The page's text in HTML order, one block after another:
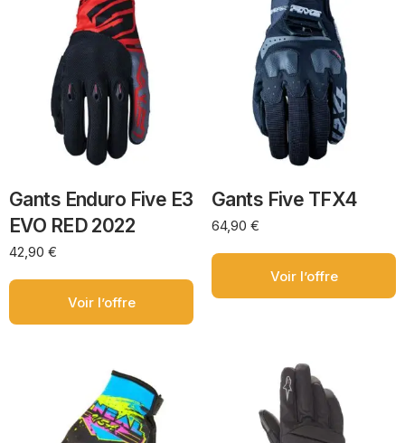
Gants Enduro Five E3
EVO RED 2022
42,90 €
Voir l’offre
Gants Five TFX4
64,90 €
Voir l’offre